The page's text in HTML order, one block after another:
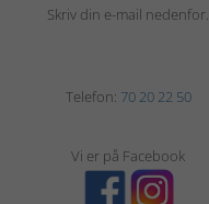
Skriv din e-mail nedenfor.
Telefon: 70 20 22 50
Vi er på Facebook